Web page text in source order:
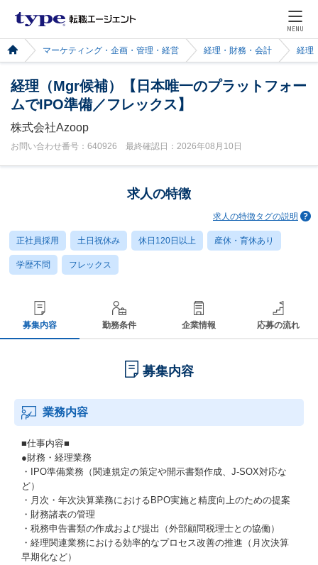
MENU
マーケティング・企画・管理・経営 経理・財務・会計 経理
経理（Mgr候補）【日本唯一のプラットフォー
ムでIPO準備／フレックス】
株式会社Azoop
お問い合わせ番号：640926 最終確認日：2026年08月10日
求人の特徴
求人の特徴タグの説明
正社員採用 土日祝休み 休日120日以上 産休・育休あり
学歴不問 フレックス
募集内容 勤務条件 企業情報 応募の流れ
募集内容
業務内容
■仕事内容■
●財務・経理業務
・IPO準備業務（関連規定の策定や開示書類作成、J-SOX対応な
ど）
・月次・年次決算業務におけるBPO実施と精度向上のための提案
・財務諸表の管理
・税務申告書類の作成および提出（外部顧問税理士との協働）
・経理関連業務における効率的なプロセス改善の推進（月次決算
早期化など）